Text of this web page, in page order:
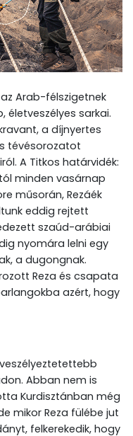
Arab-félszigetnek
sarkai.
a díjnyertes
tévésorozatot
A Titkos határvidék:
minden vasárnap
műsorán, Rezáék
eddig rejtett
szaúd-arábiai
nyomára lelni egy
a dugongnak.
Reza és csapata
azért, hogy
Abban nem is
Kurdisztánban még
mikor Reza fülébe jut
felkerekedik, hogy